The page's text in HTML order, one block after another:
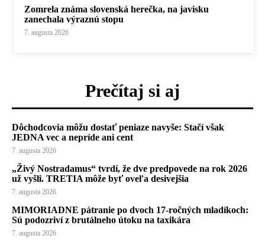
Zomrela známa slovenská herečka, na javisku
zanechala výraznú stopu
7. augusta 2026
Prečítaj si aj
Dôchodcovia môžu dostať peniaze navyše: Stačí však
JEDNA vec a nepríde ani cent
7. augusta 2026
„Živý Nostradamus“ tvrdí, že dve predpovede na rok 2026
už vyšli. TRETIA môže byť oveľa desivejšia
7. augusta 2026
MIMORIADNE pátranie po dvoch 17-ročných mladíkoch:
Sú podozriví z brutálneho útoku na taxikára
7. augusta 2026